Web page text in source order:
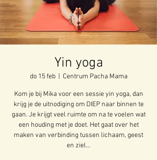
Yin yoga
do 15 feb
  |
Centrum Pacha Mama
Kom je bij Mika voor een sessie yin yoga, dan
krijg je de uitnodiging om DIEP naar binnen te
gaan. Je krijgt veel ruimte om na te voelen wat
een houding met je doet. Het gaat over het
maken van verbinding tussen lichaam, geest
en ziel...